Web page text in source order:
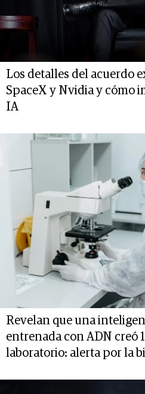
Los detalles del acuerdo
SpaceX y Nvidia y cómo
IA
Revelan que una
entrenada con ADN creó
laboratorio: alerta por la